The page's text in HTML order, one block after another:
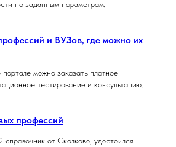
по заданным параметрам.
и ВУЗов, где можно их
можно заказать платное
тестирование и консультацию.
профессий
справочник от Сколково, удостоился